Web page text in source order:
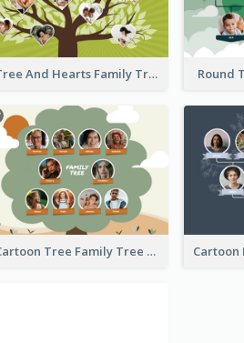
Tree And Hearts Family Tree Round
Cartoon Tree Family Tree